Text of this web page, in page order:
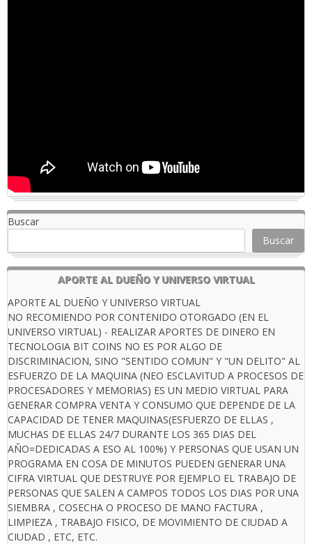
Buscar
Buscar
APORTE AL DUEÑO Y UNIVERSO VIRTUAL
APORTE AL DUEÑO Y UNIVERSO VIRTUAL
NO RECOMIENDO POR CONTENIDO OTORGADO (EN EL
UNIVERSO VIRTUAL) - REALIZAR APORTES DE DINERO EN
TECNOLOGIA BIT COINS NO ES POR ALGO DE
DISCRIMINACION, SINO "SENTIDO COMUN" Y "UN DELITO" AL
ESFUERZO DE LA MAQUINA (NEO ESCLAVITUD A PROCESOS DE
PROCESADORES Y MEMORIAS) ES UN MEDIO VIRTUAL PARA
GENERAR COMPRA VENTA Y CONSUMO QUE DEPENDE DE LA
CAPACIDAD DE TENER MAQUINAS(ESFUERZO DE ELLAS ,
MUCHAS DE ELLAS 24/7 DURANTE LOS 365 DIAS DEL
AÑO=DEDICADAS A ESO AL 100%) Y PERSONAS QUE USAN UN
PROGRAMA EN COSA DE MINUTOS PUEDEN GENERAR UNA
CIFRA VIRTUAL QUE DESTRUYE POR EJEMPLO EL TRABAJO DE
PERSONAS QUE SALEN A CAMPOS TODOS LOS DIAS POR UNA
SIEMBRA , COSECHA O PROCESO DE MANO FACTURA ,
LIMPIEZA , TRABAJO FISICO, DE MOVIMIENTO DE CIUDAD A
CIUDAD , ETC, ETC.